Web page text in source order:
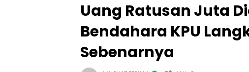
Uang Ratusan Juta
Bendahara KPU
Sebenarnya